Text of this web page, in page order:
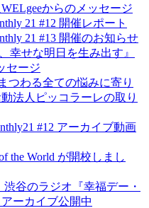
からのメッセージ
21 #12 開催レポート
21 #13 開催のお知らせ
幸せな明日を生み出す』
セージ
つわる全ての悩みに寄り
法人ピッコラーレの取り
#12 アーカイブ動画
the World が開校しまし
渋谷のラジオ『幸福デー・
ーカイブ公開中